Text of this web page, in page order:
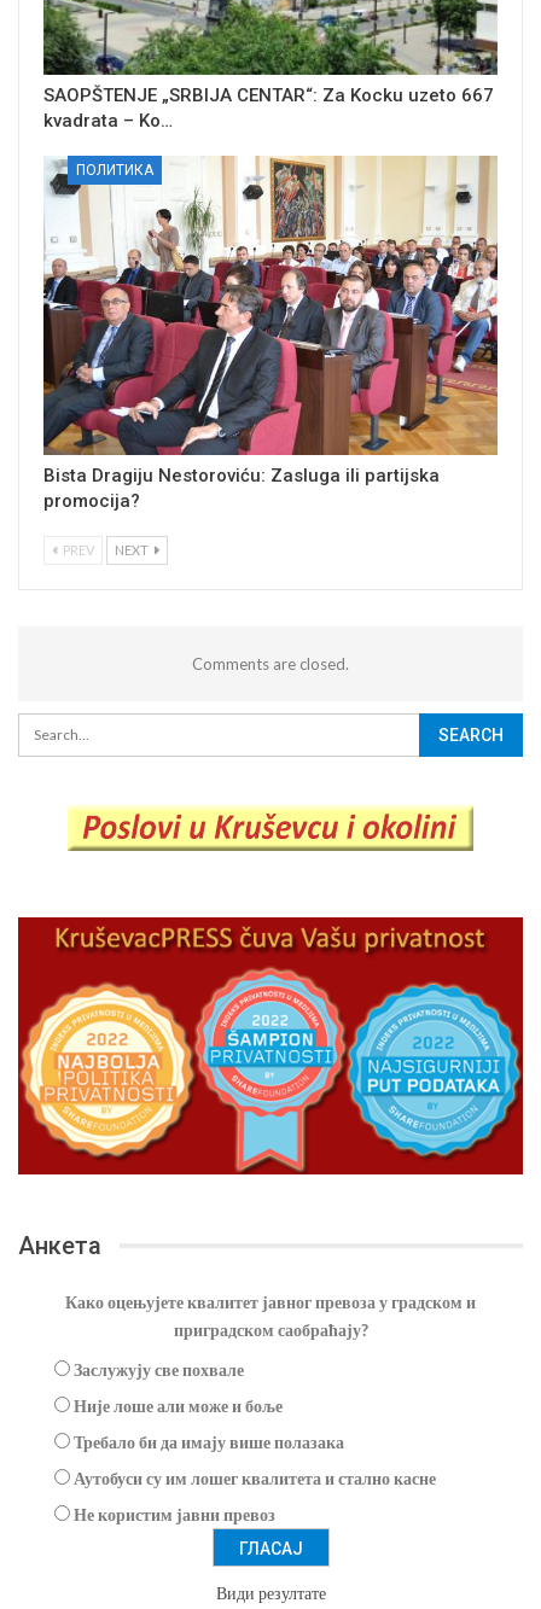
SAOPŠTENJE „SRBIJA CENTAR“: Za Kocku uzeto 667
kvadrata – Ko…
ПОЛИТИКА
Bista Dragiju Nestoroviću: Zasluga ili partijska
promocija?
PREV NEXT
Comments are closed.
Анкета
Како оцењујете квалитет јавног превоза у градском и
приградском саобраћају?
Заслужују све похвале
Није лоше али може и боље
Требало би да имају више полазака
Аутобуси су им лошег квалитета и стално касне
Не користим јавни превоз
Види резултате